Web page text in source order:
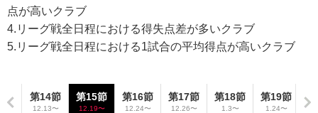
点が高いクラブ
4.リーグ戦全日程における得失点差が多いクラブ
5.リーグ戦全日程における1試合の平均得点が高いクラブ
節
〜
第14節
12.13〜
第15節
12.19〜
第16節
12.24〜
第17節
12.26〜
第18節
1.3〜
第19節
1.24〜